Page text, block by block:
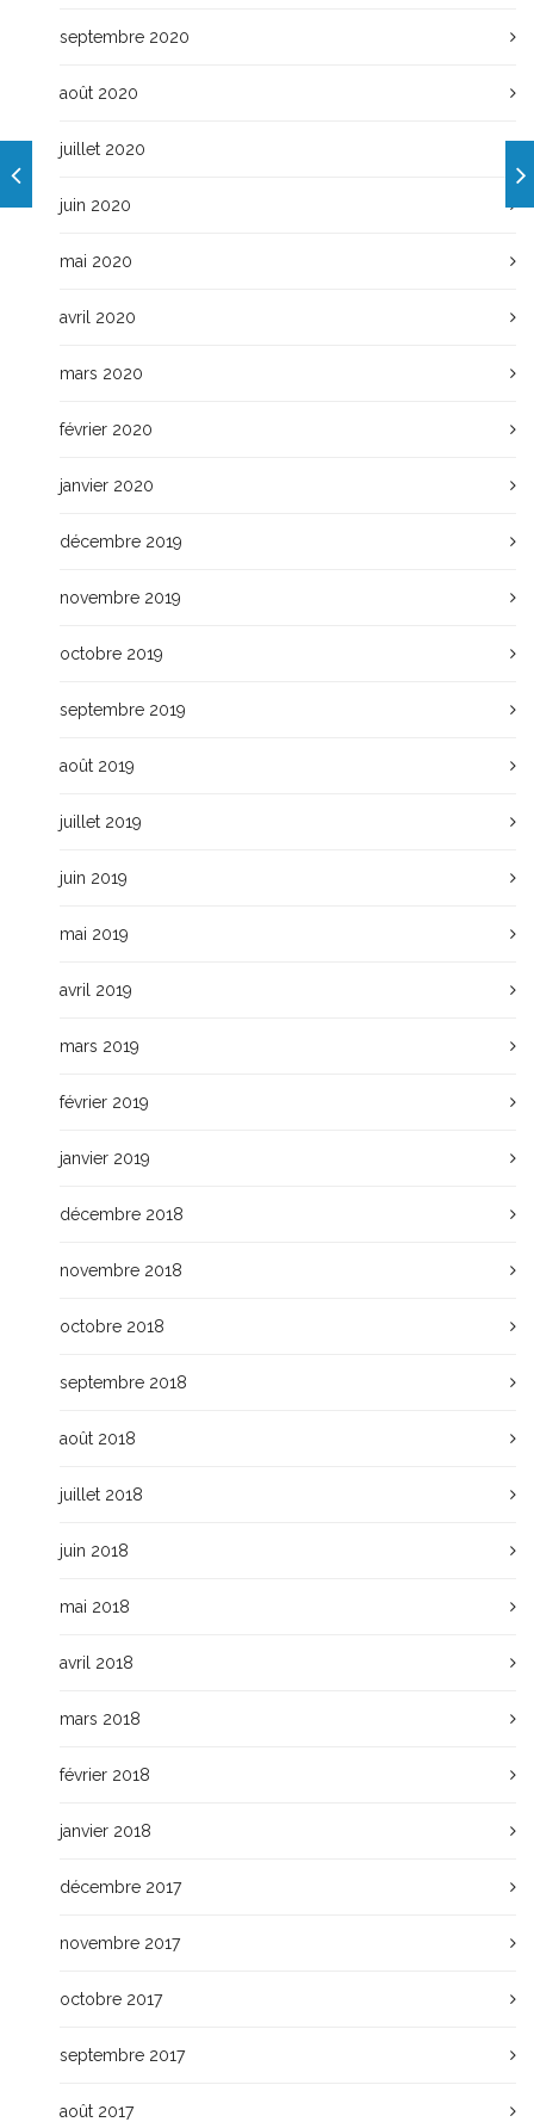
septembre 2020
août 2020
juillet 2020
juin 2020
mai 2020
avril 2020
mars 2020
février 2020
janvier 2020
décembre 2019
novembre 2019
octobre 2019
septembre 2019
août 2019
juillet 2019
juin 2019
mai 2019
avril 2019
mars 2019
février 2019
janvier 2019
décembre 2018
novembre 2018
octobre 2018
septembre 2018
août 2018
juillet 2018
juin 2018
mai 2018
avril 2018
mars 2018
février 2018
janvier 2018
décembre 2017
novembre 2017
octobre 2017
septembre 2017
août 2017